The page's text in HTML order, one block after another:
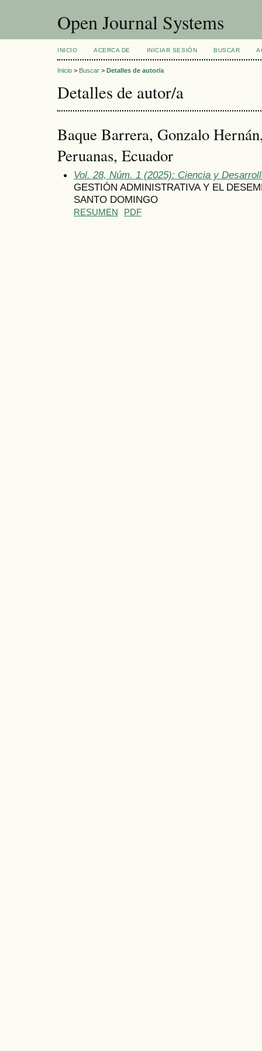
Open Journal Systems
INICIO ACERCA DE INICIAR SESIÓN BUSCAR
Inicio > Buscar > Detalles de autor/a
Detalles de autor/a
Baque Barrera, Gonzalo
Peruanas, Ecuador
Vol. 28, Núm. 1 (2025): Ciencia y
GESTIÓN ADMINISTRATIVA Y EL
SANTO DOMINGO
RESUMEN PDF